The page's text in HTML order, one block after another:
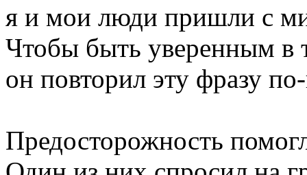
я и мои люди пришли с
Чтобы быть уверенным в
он повторил эту фразу
Предосторожность